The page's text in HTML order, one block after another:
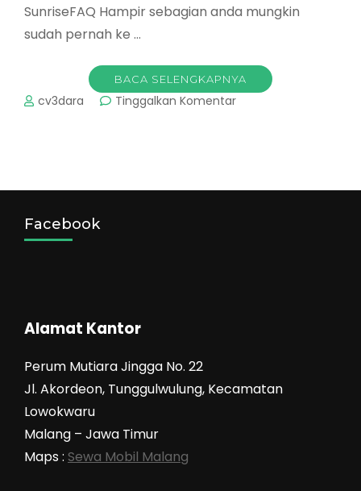
SunriseFAQ Hampir sebagian anda mungkin
sudah pernah ke …
BACA SELENGKAPNYA
cv3dara Tinggalkan Komentarpada
Facebook
Alamat Kantor
Perum Mutiara Jingga No. 22
Jl. Akordeon, Tunggulwulung, Kecamatan
Lowokwaru
Malang – Jawa Timur
Maps : Sewa Mobil Malang